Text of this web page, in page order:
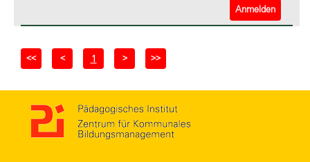
Anmelden
<< < 1 > >>